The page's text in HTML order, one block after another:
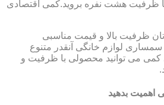
ظرفیت هشت نفره بروید.کمی اقتصادی
ظرفیت بالا و قیمت مناسبی
سمساری لوازم خانگی آنقدر متنوع
می توانید محصولی با ظرفیت و
اهمیت بدهید